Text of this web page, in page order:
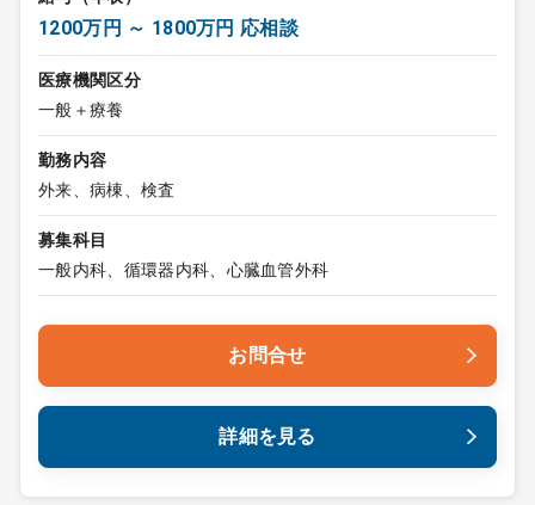
1200万円 ～ 1800万円 応相談
医療機関区分
一般＋療養
勤務内容
外来、病棟、検査
募集科目
一般内科、循環器内科、心臓血管外科
お問合せ
詳細を見る